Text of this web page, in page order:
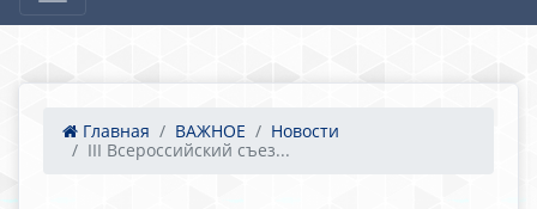
Главная ВАЖНОЕ
Новости
III Всероссийский съез...